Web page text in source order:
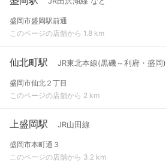
盛岡市盛岡駅前通
このページの店舗から 1.8 km
仙北町駅 JR東北本線(黒磯～利府・盛岡)
盛岡市仙北２丁目
このページの店舗から 2 km
上盛岡駅 JR山田線
盛岡市本町通３
このページの店舗から 3.2 km